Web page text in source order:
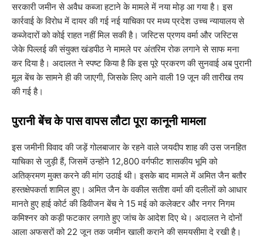
सरकारी जमीन से अवैध कब्जा हटाने के मामले में नया मोड़ आ गया है। इस
कार्रवाई के विरोध में दायर की गई नई याचिका पर मध्य प्रदेश उच्च न्यायालय से
कब्जेदारों को कोई राहत नहीं मिल सकी है। जस्टिस प्रणय वर्मा और जस्टिस
जेके पिल्लई की संयुक्त खंडपीठ ने मामले पर अंतरिम रोक लगाने से साफ मना
कर दिया है। अदालत ने स्पष्ट किया है कि इस पूरे प्रकरण की सुनवाई अब पुरानी
मूल बेंच के सामने ही की जाएगी, जिसके लिए आने वाली 19 जून की तारीख तय
की गई है।
​पुरानी बेंच के पास वापस लौटा पूरा कानूनी मामला
​इस जमीनी विवाद की जड़ें गोलबाजार के रहने वाले जयदीप शाह की उस जनहित
याचिका से जुड़ी हैं, जिसमें उन्होंने 12,800 वर्गफीट शासकीय भूमि को
अतिक्रमण मुक्त करने की मांग उठाई थी। इसके बाद मामले में अमित जैन बतौर
हस्तक्षेपकर्ता शामिल हुए। अमित जैन के वकील सतीश वर्मा की दलीलों को आधार
मानते हुए हाई कोर्ट की डिवीजन बेंच ने 15 मई को कलेक्टर और नगर निगम
कमिश्नर को कड़ी फटकार लगाते हुए जांच के आदेश दिए थे। अदालत ने दोनों
आला अफसरों को 22 जून तक जमीन खाली कराने की समयसीमा दे रखी है।